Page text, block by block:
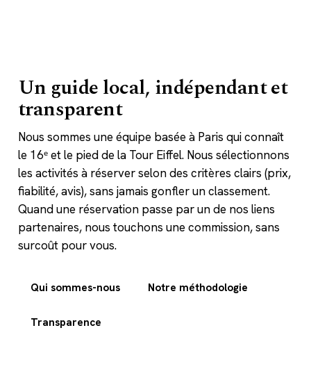
Un guide local, indépendant et
transparent
Nous sommes une équipe basée à Paris qui connaît
le 16ᵉ et le pied de la Tour Eiffel. Nous sélectionnons
les activités à réserver selon des critères clairs (prix,
fiabilité, avis), sans jamais gonfler un classement.
Quand une réservation passe par un de nos liens
partenaires, nous touchons une commission, sans
surcoût pour vous.
Qui sommes-nous Notre méthodologie
Transparence